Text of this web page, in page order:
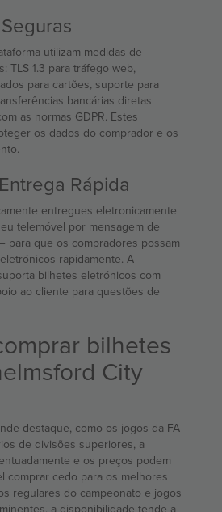
utilizam medidas de
TLS 1.3 para tráfego web,
para cartões, suporte para
bancárias diretas
as normas GDPR. Estes
os dados do comprador e os
Rápida
entregues eletronicamente
telemóvel por mensagem de
para que os compradores possam
rapidamente. A
bilhetes eletrónicos com
ao cliente para questões de
bilhetes
City
destaque, como os jogos da FA
de divisões superiores, a
e os preços podem
comprar cedo para os melhores
regulares do campeonato e jogos